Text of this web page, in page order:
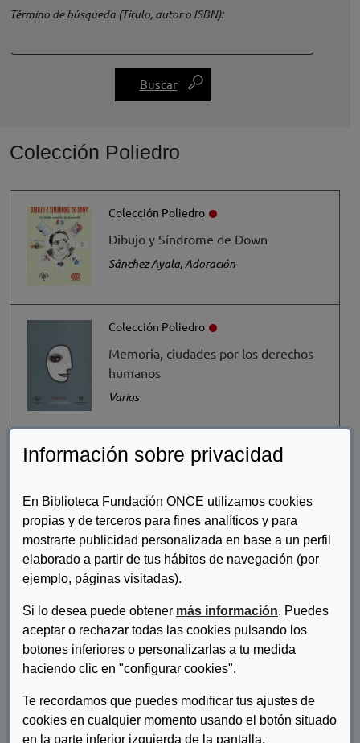
Información sobre privacidad
En Biblioteca Fundación ONCE utilizamos cookies
propias y de terceros para fines analíticos y para
mostrarte publicidad personalizada en base a un perfil
elaborado a partir de tus hábitos de navegación (por
ejemplo, páginas visitadas).
Si lo desea puede obtener más información. Puedes
aceptar o rechazar todas las cookies pulsando los
botones inferiores o personalizarlas a tu medida
haciendo clic en "configurar cookies".
Te recordamos que puedes modificar tus ajustes de
cookies en cualquier momento usando el botón situado
en la parte inferior izquierda de la pantalla.
Término de búsqueda (Título, autor o ISBN)
Colección Poliedro
Colección Poliedro
Dibujo y Síndrome de Down
Sánchez Ayala, Adoración
Colección Poliedro
Memoria, ciudades por los derechos
humanos
Varios
Colección Poliedro
transporte público de las personas
con movilidad reducida en España
García Aznárez, Francisco
Vivir con Discapacidad. Guía de
Recursos
Díaz Aledo, María Dolores
Colección Poliedro
Neurofibromatosis